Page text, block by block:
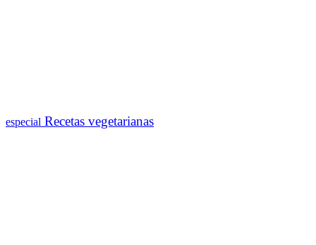
especial Recetas vegetarianas